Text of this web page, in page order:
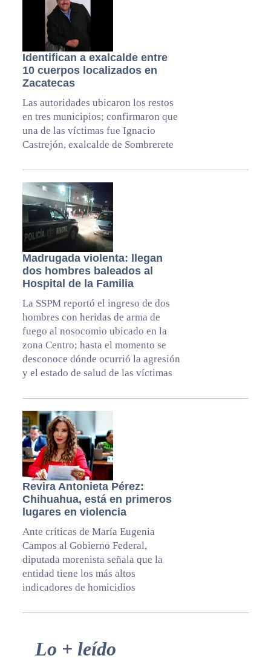
Identifican a exalcalde entre
10 cuerpos localizados en
Zacatecas
Las autoridades ubicaron los restos
en tres municipios; confirmaron que
una de las víctimas fue Ignacio
Castrejón, exalcalde de Sombrerete
Madrugada violenta: llegan
dos hombres baleados al
Hospital de la Familia
La SSPM reportó el ingreso de dos
hombres con heridas de arma de
fuego al nosocomio ubicado en la
zona Centro; hasta el momento se
desconoce dónde ocurrió la agresión
y el estado de salud de las víctimas
Revira Antonieta Pérez:
Chihuahua, está en primeros
lugares en violencia
Ante críticas de María Eugenia
Campos al Gobierno Federal,
diputada morenista señala que la
entidad tiene los más altos
indicadores de homicidios
Primary
Sidebar
Lo + leído